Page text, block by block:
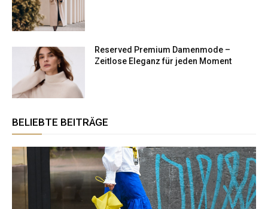
Reserved Premium Damenmode –
Zeitlose Eleganz für jeden Moment
BELIEBTE BEITRÄGE